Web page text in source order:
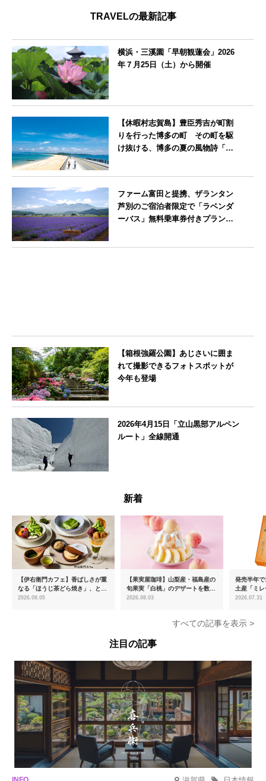
TRAVELの最新記事
横浜・三溪園「早朝観蓮会」2026
年７月25日（土）から開催
【休暇村志賀島】豊臣秀吉が町割
りを行った博多の町 その町を駆
け抜ける、博多の夏の風物詩「博
ファーム富田と提携、ザランタン
芦別のご宿泊者限定で「ラベンダ
ーバス」無料乗車券付きプランを
【箱根強羅公園】あじさいに囲ま
れて撮影できるフォトスポットが
今年も登場
2026年4月15日「立山黒部アルペン
ルート」全線開通
新着
【伊右衛門カフェ】香ばしさが重
なる「ほうじ茶どら焼き」、とろ
ける「宇治抹茶ティラミス」が新
2026.08.05
【果実屋珈琲】山梨産・福島産の
旬果実「白桃」のデザートを数量
限定販売
2026.08.03
発売半年
土産「ミ
新フレー
2026.07.31
すべての記事を表示 >
注目の記事